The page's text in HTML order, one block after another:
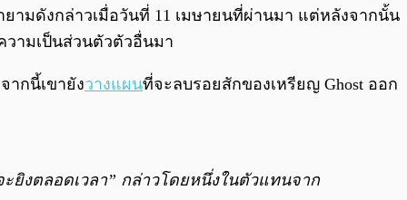
ามดังกล่าวเมื่อวันที่ 11 เมษายนที่ผ่านมา แต่หลังจากนั้น
วามเป็นส่วนตัวตัวอื่นมา
ากนี้เขายังวางแผนที่จะลบรอยสักของเหรียญ Ghost ออก
ยิงตลอดเวลา” กล่าวโดยหนึ่งในตัวแทนจาก